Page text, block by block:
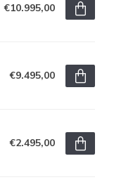
€10.995,00
€9.495,00
€2.495,00